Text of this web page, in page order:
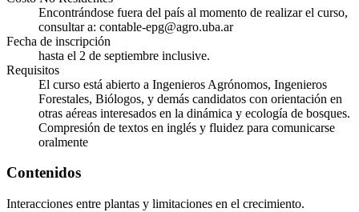
Encontrándose fuera del país al momento de realizar el curso,
consultar a: contable-epg@agro.uba.ar
Fecha de inscripción
hasta el 2 de septiembre inclusive.
Requisitos
El curso está abierto a Ingenieros Agrónomos, Ingenieros
Forestales, Biólogos, y demás candidatos con orientación en
otras aéreas interesados en la dinámica y ecología de bosques.
Compresión de textos en inglés y fluidez para comunicarse
oralmente
Contenidos
Interacciones entre plantas y limitaciones en el crecimiento.